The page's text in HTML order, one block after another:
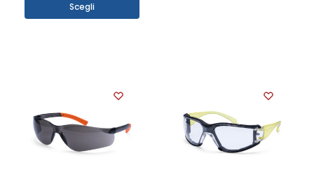
Scegli